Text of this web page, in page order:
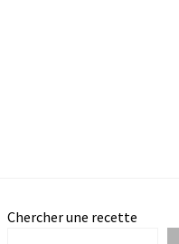
Chercher une recette